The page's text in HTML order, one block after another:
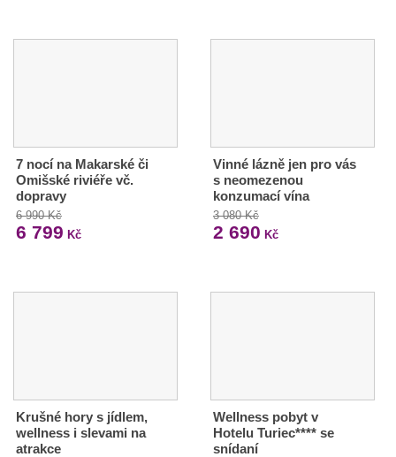
7 nocí na Makarské či
Omišské riviéře vč.
dopravy
6 990 Kč
6 799 Kč
Vinné lázně jen pro vás
s neomezenou
konzumací vína
3 080 Kč
2 690 Kč
Krušné hory s jídlem,
wellness i slevami na
atrakce
Wellness pobyt v
Hotelu Turiec**** se
snídaní